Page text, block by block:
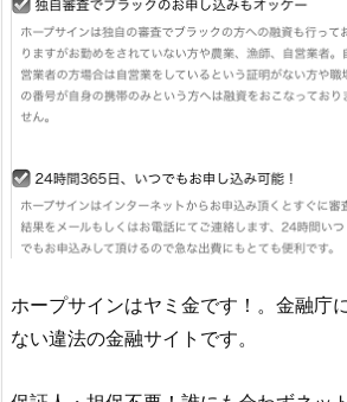
ホープサイン はヤミ金です！。金融庁
ない違法の金融サイトです。